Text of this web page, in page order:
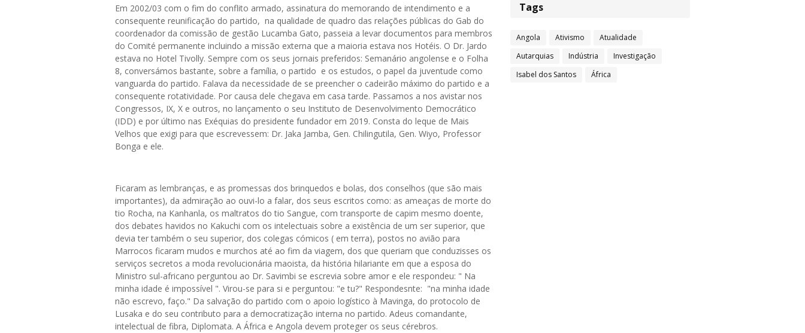
Em 2002/03 com o fim do conflito armado, assinatura do memorando de intendimento e a
consequente reunificação do partido, na qualidade de quadro das relações públicas do Gab do
coordenador da comissão de gestão Lucamba Gato, passeia a levar documentos para membros
do Comité permanente incluindo a missão externa que a maioria estava nos Hotéis. O Dr. Jardo
estava no Hotel Tivolly. Sempre com os seus jornais preferidos: Semanário angolense e o Folha
8, conversámos bastante, sobre a família, o partido e os estudos, o papel da juventude como
vanguarda do partido. Falava da necessidade de se preencher o cadeirão máximo do partido e a
consequente rotatividade. Por causa dele chegava em casa tarde. Passamos a nos avistar nos
Congressos, IX, X e outros, no lançamento o seu Instituto de Desenvolvimento Democrático
(IDD) e por último nas Exéquias do presidente fundador em 2019. Consta do leque de Mais
Velhos que exigi para que escrevessem: Dr. Jaka Jamba, Gen. Chilingutila, Gen. Wiyo, Professor
Bonga e ele.
Ficaram as lembranças, e as promessas dos brinquedos e bolas, dos conselhos (que são mais
importantes), da admiração ao ouvi-lo a falar, dos seus escritos como: as ameaças de morte do
tio Rocha, na Kanhanla, os maltratos do tio Sangue, com transporte de capim mesmo doente,
dos debates havidos no Kakuchi com os intelectuais sobre a existência de um ser superior, que
devia ter também o seu superior, dos colegas cómicos ( em terra), postos no avião para
Marrocos ficaram mudos e murchos até ao fim da viagem, dos que queriam que conduzisses os
serviços secretos a moda revolucionária maoista, da história hilariante em que a esposa do
Ministro sul-africano perguntou ao Dr. Savimbi se escrevia sobre amor e ele respondeu: " Na
minha idade é impossível ". Virou-se para si e perguntou: "e tu?" Respondesnte: "na minha idade
não escrevo, faço." Da salvação do partido com o apoio logístico à Mavinga, do protocolo de
Lusaka e do seu contributo para a democratização interna no partido. Adeus comandante,
intelectual de fibra, Diplomata. A África e Angola devem proteger os seus cérebros.
Tags
Angola Ativismo
Atualidade
Autarquias
Indústria
Investigação
Isabel dos Santos
África